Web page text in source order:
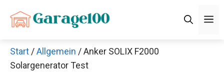
Inhalt
Start /Allgemein / Anker SOLIX F2000
Solargenerator Test